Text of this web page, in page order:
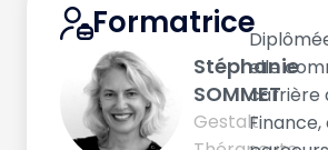
Formatrice
Stéphanie
SOMMET
Gestalt
elle
carrière
Finance,